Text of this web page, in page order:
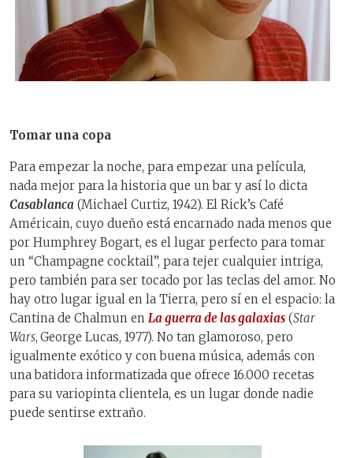
Tomar una copa
Para empezar la noche, para empezar una película,
nada mejor para la historia que un bar y así lo dicta
Casablanca (Michael Curtiz, 1942). El Rick’s Café
Américain, cuyo dueño está encarnado nada menos que
por Humphrey Bogart, es el lugar perfecto para tomar
un “Champagne cocktail”, para tejer cualquier intriga,
pero también para ser tocado por las teclas del amor. No
hay otro lugar igual en la Tierra, pero sí en el espacio: la
Cantina de Chalmun en La guerra de las galaxias (Star
Wars, George Lucas, 1977). No tan glamoroso, pero
igualmente exótico y con buena música, además con
una batidora informatizada que ofrece 16.000 recetas
para su variopinta clientela, es un lugar donde nadie
puede sentirse extraño.